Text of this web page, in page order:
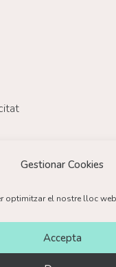
Gestionar Cookies
optimitzar el nostre lloc
Accepta
i reemborsament